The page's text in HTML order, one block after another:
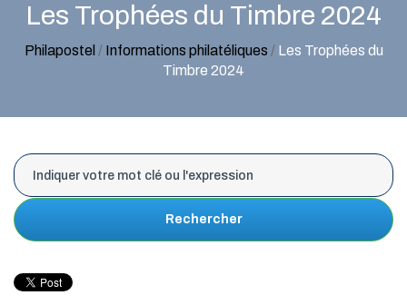
Les Trophées du Timbre 2024
Philapostel / Informations philatéliques / Les Trophées du
Timbre 2024
Rechercher